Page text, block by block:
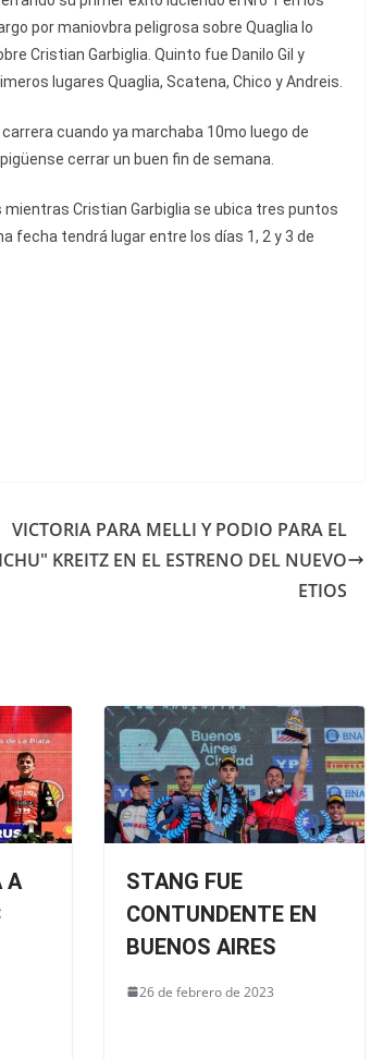
por maniovbra peligrosa sobre Quaglia lo
Cristian Garbiglia. Quinto fue Danilo Gil y
lugares Quaglia, Scatena, Chico y Andreis.
cuando ya marchaba 10mo luego de
cerrar un buen fin de semana.
Cristian Garbiglia se ubica tres puntos
fecha tendrá lugar entre los días 1, 2 y 3 de
VICTORIA PARA MELLI Y PODIO PARA EL
KREITZ EN EL ESTRENO DEL NUEVO
ETIOS
A
STANG FUE
CONTUNDENTE EN
BUENOS AIRES
26 de febrero de 2023